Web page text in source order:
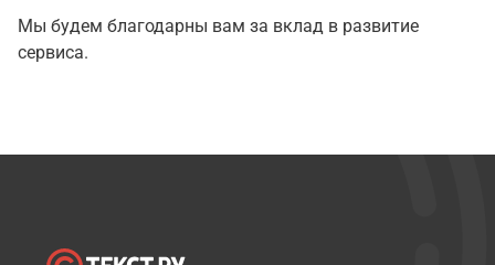
Мы будем благодарны вам за вклад в развитие
сервиса.